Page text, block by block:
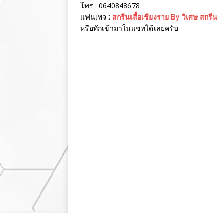
โทร : 0640848678
แฟนเพจ : สกรีนเสื้อเชียงราย By วิเศษ สกรีน
หรือทักเข้ามาในแชทได้เลยครับ